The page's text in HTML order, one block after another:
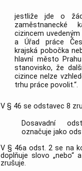
jestliže jde o
zaměstnanecké
cizincem
a Úřad práce
krajská pobočka
hlavní město
stanovisko, že
cizince nelze
trhu práce povolit.“.
V § 46 se odstavec 8
Dosavadní
označuje jako
V § 46a odst. 2 se na
doplňuje slovo „nebo“
zrušuje.